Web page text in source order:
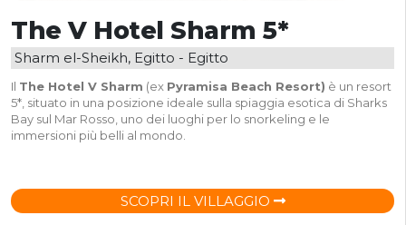
The V Hotel Sharm 5*
Sharm el-Sheikh, Egitto - Egitto
Il The Hotel V Sharm (ex Pyramisa Beach Resort) è un resort
5*, situato in una posizione ideale sulla spiaggia esotica di Sharks
Bay sul Mar Rosso, uno dei luoghi per lo snorkeling e le
immersioni più belli al mondo.
SCOPRI IL VILLAGGIO